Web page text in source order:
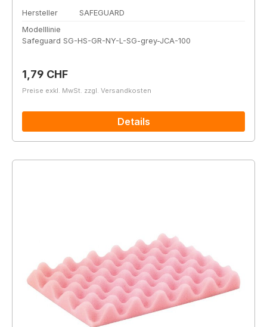
Hersteller
SAFEGUARD
Modelllinie
Safeguard SG-HS-GR-NY-L-SG-grey-JCA-100
Regulärer Preis:
1,79 CHF
Preise exkl. MwSt. zzgl. Versandkosten
Details